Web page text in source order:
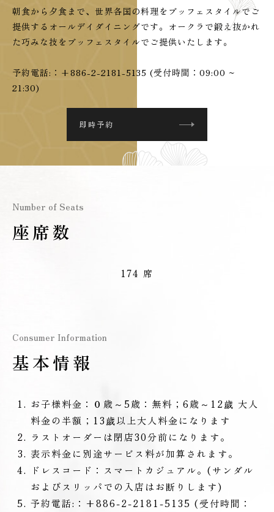
朝食から夕食まで、世界各国の料理をブッフェスタイルでご
提供するオールデイダイニングです。オークラで鍛え抜かれ
た巧みな技をブッフェスタイルでご提供いたします。
予約電話:：+886-2-2181-5135 (受付時間：09:00 ~
21:30)
即時予約
Number of Seats
座席数
174 席
Consumer Information
基本情報
お子様料金：０歳～5歳：無料；6歳～12歲 大人
料金の半額；13歲以上大人料金になります
ラストオーダーは閉店30分前になります。
表示料金に別途サービス料が加算されます。
ドレスコード：スマートカジュアル。(サンダル
およびスリッパでの入店はお断りします)
予約電話:：+886-2-2181-5135 (受付時間：